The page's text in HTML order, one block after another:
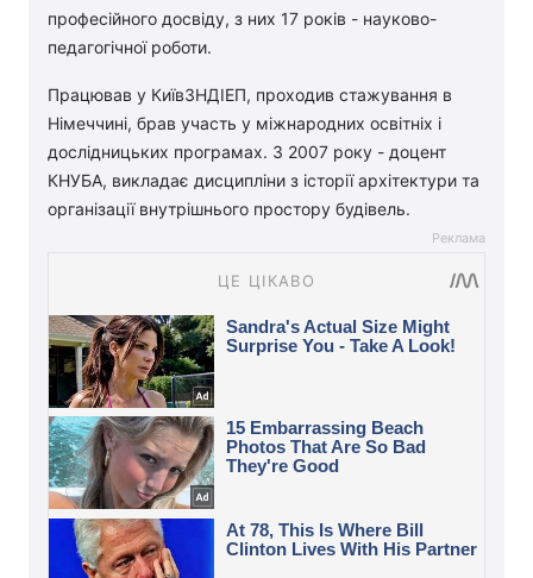
професійного досвіду, з них 17 років - науково-
педагогічної роботи.
Працював у КиївЗНДІЕП, проходив стажування в
Німеччині, брав участь у міжнародних освітніх і
дослідницьких програмах. З 2007 року - доцент
КНУБА, викладає дисципліни з історії архітектури та
організації внутрішнього простору будівель.
Реклама